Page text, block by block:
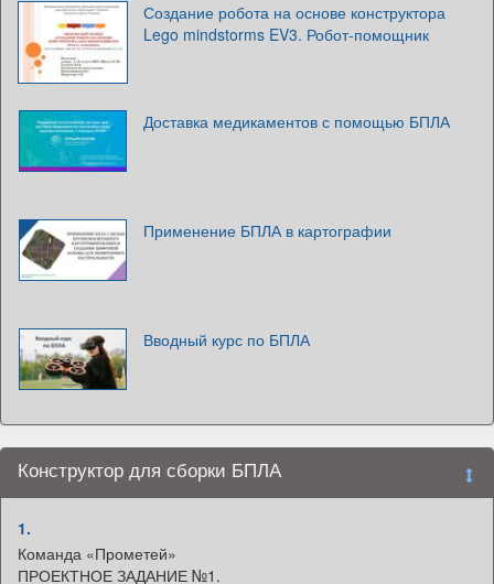
Создание робота на основе конструктора
Lego mindstorms EV3. Робот-помощник
Доставка медикаментов с помощью БПЛА
Применение БПЛА в картографии
Вводный курс по БПЛА
Конструктор для сборки БПЛА
1.
Команда «Прометей»
ПРОЕКТНОЕ ЗАДАНИЕ №1.